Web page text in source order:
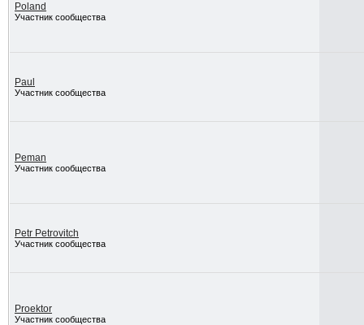
Poland
Участник сообщества
Paul
Участник сообщества
Peman
Участник сообщества
Petr Petrovitch
Участник сообщества
Proektor
Участник сообщества